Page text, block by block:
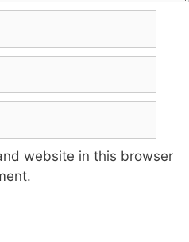
website in this browser